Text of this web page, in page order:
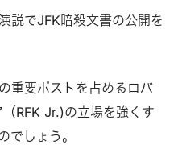
説でJFK暗殺文書の公開を
重要ポストを占めるロバ
RFK Jr.)の立場を強くす
でしょう。